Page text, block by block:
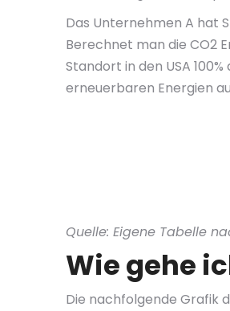
Das Unternehmen A hat
Berechnet man die CO2
Standort in den USA
erneuerbaren Energien
Quelle: Eigene Tabelle
Wie gehe
Die nachfolgende Grafik